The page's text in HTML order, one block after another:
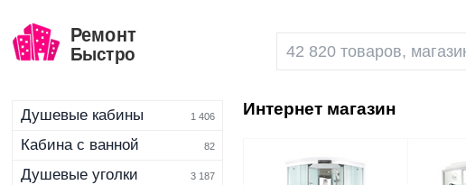
Душевые кабины 1 406
Кабина с ванной 82
Душевые уголки 3 187
Интернет магазин